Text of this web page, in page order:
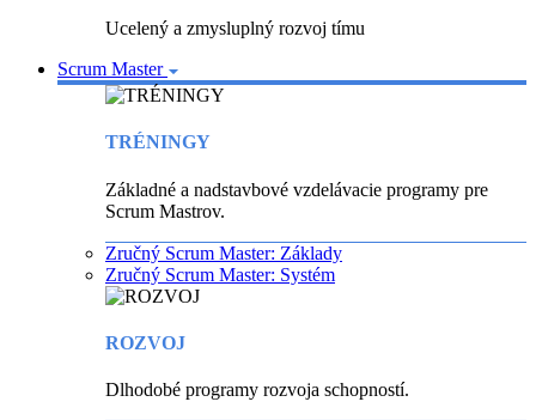
Ucelený a zmysluplný rozvoj tímu
Scrum Master
TRÉNINGY
Základné a nadstavbové vzdelávacie programy pre
Scrum Mastrov.
Zručný Scrum Master: Základy
Zručný Scrum Master: Systém
ROZVOJ
Dlhodobé programy rozvoja schopností.